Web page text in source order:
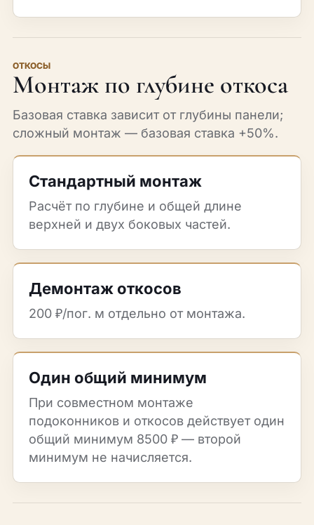
ОТКОСЫ
Монтаж по глубине откоса
Базовая ставка зависит от глубины панели;
сложный монтаж — базовая ставка +50%.
Стандартный монтаж
Расчёт по глубине и общей длине
верхней и двух боковых частей.
Демонтаж откосов
200 ₽/пог. м отдельно от монтажа.
Один общий минимум
При совместном монтаже
подоконников и откосов действует один
общий минимум 8500 ₽ — второй
минимум не начисляется.